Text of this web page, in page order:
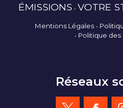
ÉMISSIONS VOTRE
Mentions Légales
Politique
Réseaux